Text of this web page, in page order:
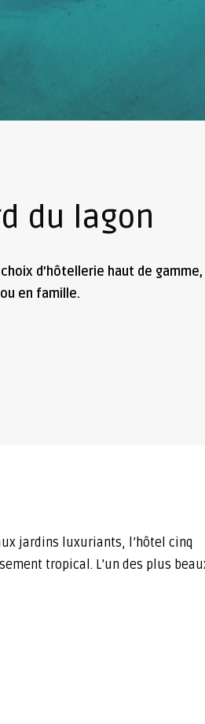
du lagon
d’hôtellerie haut de
en famille.
jardins luxuriants, l’hôtel cinq
tropical. L’un des plus